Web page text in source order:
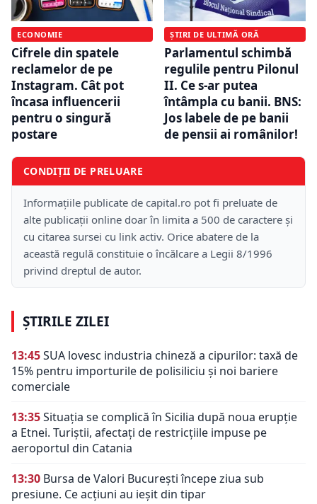
ECONOMIE
Cifrele din spatele
reclamelor de pe
Instagram. Cât pot
încasa influencerii
pentru o singură
postare
ȘTIRI DE ULTIMĂ ORĂ
Parlamentul schimbă
regulile pentru Pilonul
II. Ce s-ar putea
întâmpla cu banii. BNS:
Jos labele de pe banii
de pensii ai românilor!
CONDIȚII DE PRELUARE
Informațiile publicate de capital.ro pot fi preluate de
alte publicații online doar în limita a 500 de caractere și
cu citarea sursei cu link activ. Orice abatere de la
această regulă constituie o încălcare a Legii 8/1996
privind dreptul de autor.
ȘTIRILE ZILEI
13:45SUA lovesc industria chineză a cipurilor: taxă de
15% pentru importurile de polisiliciu și noi bariere
comerciale
13:35Situația se complică în Sicilia după noua erupție
a Etnei. Turiștii, afectați de restricțiile impuse pe
aeroportul din Catania
13:30 Bursa de Valori București începe ziua sub
presiune. Ce acțiuni au ieșit din tipar